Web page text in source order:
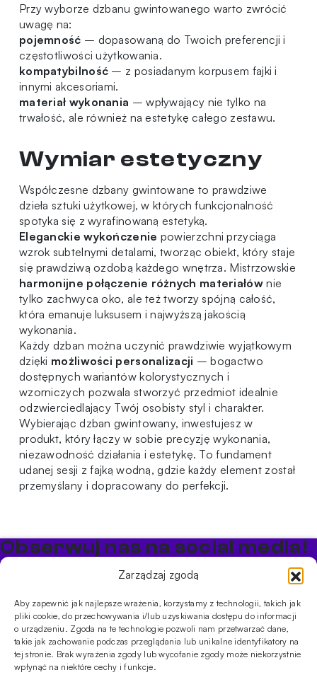
Zarządzaj zgodą
Aby zapewnić jak najlepsze wrażenia, korzystamy z technologii, takich jak
pliki cookie, do przechowywania i/lub uzyskiwania dostępu do informacji
o urządzeniu. Zgoda na te technologie pozwoli nam przetwarzać dane,
takie jak zachowanie podczas przeglądania lub unikalne identyfikatory na
tej stronie. Brak wyrażenia zgody lub wycofanie zgody może niekorzystnie
wpłynąć na niektóre cechy i funkcje.
Przy wyborze dzbanu gwintowanego warto zwrócić
uwagę na:
pojemność – dopasowaną do Twoich preferencji i
częstotliwości użytkowania.
kompatybilność – z posiadanym korpusem fajki i
innymi akcesoriami.
materiał wykonania – wpływający nie tylko na
trwałość, ale również na estetykę całego zestawu.
Wymiar estetyczny
Współczesne dzbany gwintowane to prawdziwe
dzieła sztuki użytkowej, w których funkcjonalność
spotyka się z wyrafinowaną estetyką.
Eleganckie wykończenie powierzchni przyciąga
wzrok subtelnymi detalami, tworząc obiekt, który staje
się prawdziwą ozdobą każdego wnętrza. Mistrzowskie
harmonijne połączenie różnych materiałównie
tylko zachwyca oko, ale też tworzy spójną całość,
która emanuje luksusem i najwyższą jakością
wykonania.
Każdy dzban można uczynić prawdziwie wyjątkowym
dzięki możliwości personalizacji – bogactwo
dostępnych wariantów kolorystycznych i
wzorniczych pozwala stworzyć przedmiot idealnie
odzwierciedlający Twój osobisty styl i charakter.
Wybierając dzban gwintowany, inwestujesz w
produkt, który łączy w sobie precyzję wykonania,
niezawodność działania i estetykę. To fundament
udanej sesji z fajką wodną, gdzie każdy element został
przemyślany i dopracowany do perfekcji.
Obserwuj nas na social media!
Bądź na bieżąco z promocjami i nowościami w sklepie
PRODUKTY
ShisheCybuchyTytonie Rozpalanie
INFORMACJE